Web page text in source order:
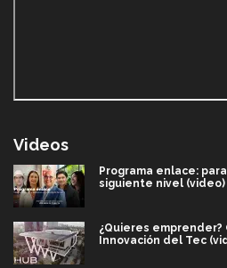
Videos
Programa enlace:
siguiente nivel (video)
¿Quieres emprender?
Innovación del Tec